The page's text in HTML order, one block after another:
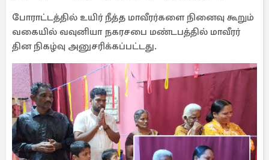
போராட்டத்தில் உயிர் நீத்த மாவீரர்களை நினைவு கூறும்
வகையில் வவுனியா நகரசபை மண்டபத்தில் மாவீரர்
தின நிகழ்வு அனுசரிக்கப்பட்டது.